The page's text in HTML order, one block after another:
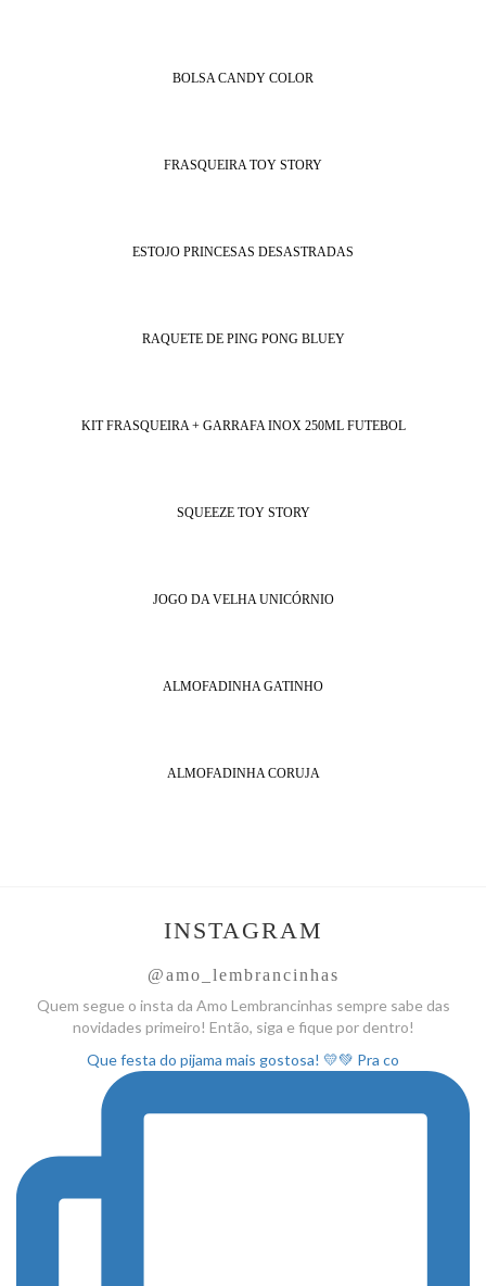
BOLSA CANDY COLOR
FRASQUEIRA TOY STORY
ESTOJO PRINCESAS DESASTRADAS
RAQUETE DE PING PONG BLUEY
KIT FRASQUEIRA + GARRAFA INOX 250ML FUTEBOL
SQUEEZE TOY STORY
JOGO DA VELHA UNICÓRNIO
ALMOFADINHA GATINHO
ALMOFADINHA CORUJA
INSTAGRAM
@amo_lembrancinhas
Quem segue o insta da Amo Lembrancinhas sempre sabe das
novidades primeiro! Então, siga e fique por dentro!
Que festa do pijama mais gostosa! 💛💚 Pra co